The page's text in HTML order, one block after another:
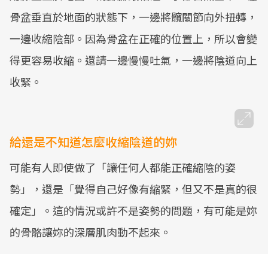
骨盆垂直於地面的狀態下，一邊將髖關節向外扭轉，
一邊收縮陰部。因為骨盆在正確的位置上，所以會變
得更容易收縮。還請一邊慢慢吐氣，一邊將陰道向上
收緊。
給還是不知道怎麼收縮陰道的妳
可能有人即使做了「讓任何人都能正確縮陰的姿
勢」，還是「覺得自己好像有縮緊，但又不是真的很
確定」。這的情況或許不是姿勢的問題，有可能是妳
的骨骼讓妳的深層肌肉動不起來。